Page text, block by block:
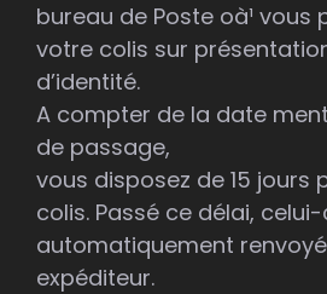
bureau de Poste oà¹ vous
votre colis sur
d’identité.
A compter de la date
de passage,
vous disposez de 15 jours
colis. Passé ce délai,
automatiquement
expéditeur.